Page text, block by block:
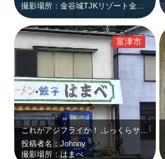
撮影場所：金谷城TJKリゾート金谷城
これがアジフライか！ ふっくらサクサク
投稿者名：Johnny
撮影場所：はまべ
富津市